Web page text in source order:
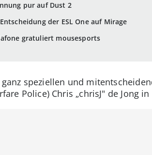
pur auf Dust 2
der ESL One auf Mirage
gratuliert mousesports
speziellen und
Police) Chris „chrisJ" de Jong